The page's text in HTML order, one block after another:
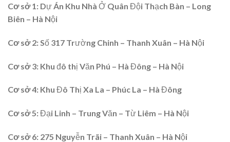
Cơ sở 1: Dự Án Khu Nhà Ở Quân Đội Thạch Bàn – Long
Biên – Hà Nội
Cơ sở 2: Số 317 Trường Chinh – Thanh Xuân – Hà Nội
Cơ sở 3: Khu đô thị Văn Phú – Hà Đông – Hà Nội
Cơ sở 4: Khu Đô Thị Xa La – Phúc La – Hà Đông
Cơ sở 5:Đại Linh – Trung Văn – Từ Liêm – Hà Nội
Cơ sở 6: 275 Nguyễn Trãi – Thanh Xuân – Hà Nội